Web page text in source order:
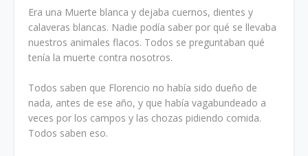
Era una Muerte blanca y dejaba cuernos, dientes y
calaveras blancas. Nadie podía saber por qué se llevaba
nuestros animales flacos. Todos se preguntaban qué
tenía la muerte contra nosotros.
Todos saben que Florencio no había sido dueño de
nada, antes de ese año, y que había vagabundeado a
veces por los campos y las chozas pidiendo comida.
Todos saben eso.